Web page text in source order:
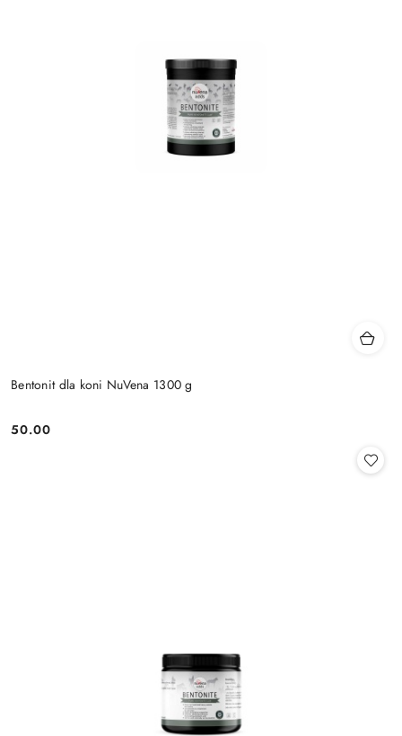
Bentonit dla koni NuVena 1300 g
Cena:
50.00